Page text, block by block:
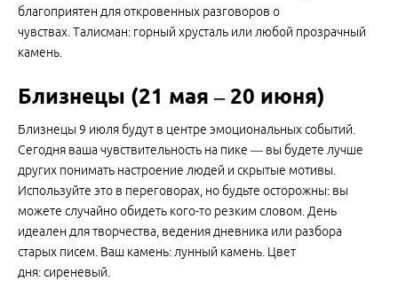
благоприятен для откровенных разговоров о
чувствах. Талисман: горный хрусталь или любой прозрачный
камень.
Близнецы (21 мая – 20 июня)
Близнецы 9 июля будут в центре эмоциональных событий.
Сегодня ваша чувствительность на пике — вы будете лучше
других понимать настроение людей и скрытые мотивы.
Используйте это в переговорах, но будьте осторожны: вы
можете случайно обидеть кого-то резким словом. День
идеален для творчества, ведения дневника или разбора
старых писем. Ваш камень: лунный камень. Цвет
дня: сиреневый.